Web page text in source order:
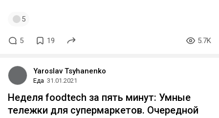
5
5 19 5.7K
Yaroslav Tsyhanenko
Еда 31.01.2021
Неделя foodtech за пять минут: Умные
тележки для супермаркетов. Очередной